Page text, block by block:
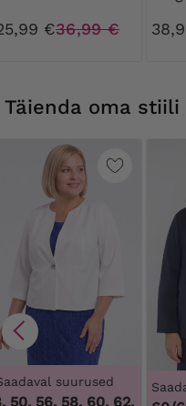
€36,99 €
Täienda oma stiili
suurused
56, 58, 60, 62,46, 48,